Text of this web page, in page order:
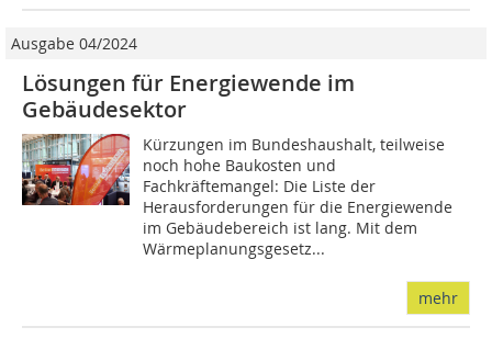
Ausgabe 04/2024
Lösungen für Energiewende im
Gebäudesektor
Kürzungen im Bundeshaushalt, teilweise
noch hohe Baukosten und
Fachkräftemangel: Die Liste der
Herausforderungen für die Energiewende
im Gebäudebereich ist lang. Mit dem
Wärmeplanungsgesetz...
mehr